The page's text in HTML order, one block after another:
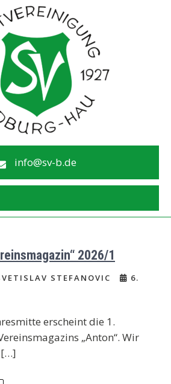
Bedburg-Hau
info@sv-b.de
2026/1
STEFANOVIC
6.
erscheint die 1.
„Anton“. Wir
[…]